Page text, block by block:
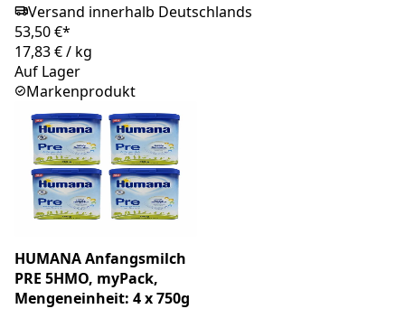
Versand innerhalb Deutschlands
53,50 €*
17,83 €/ kg
Auf Lager
Markenprodukt
HUMANA Anfangsmilch
PRE 5HMO, myPack,
Mengeneinheit: 4 x 750g